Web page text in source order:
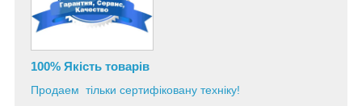
100% Якість товарів
Продаем тільки сертифіковану техніку!